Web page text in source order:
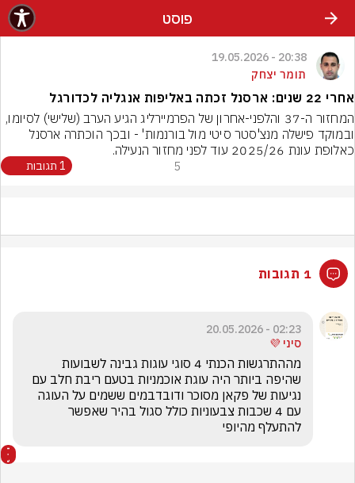
פוסט
20:38 - 19.05.2026
תומר יצחק
אחרי 22 שנים: ארסנל זכתה באליפות אנגליה לכדורגל
ובמוקד פישלה מנצ'סטר סיטי מול בורנמות' - ובכך הוכתרה ארסנל
כאלופת עונת 2025/26 עוד לפני מחזור הנעילה.
5 1 תגובות
1 תגובות
02:23 - 20.05.2026
סיני 💜
להתעלף מהיופי